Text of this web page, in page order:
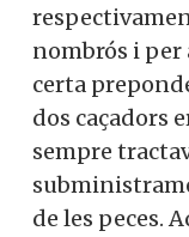
nombrós i
certa
dos caçadors
sempre
de les peces.